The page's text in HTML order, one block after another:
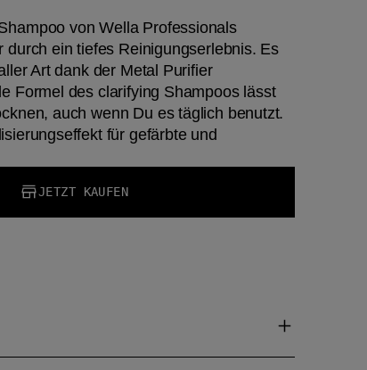
von Wella Professionals
durch ein tiefes Reinigungserlebnis. Es
Art dank der Metal Purifier
Formel des clarifying Shampoos lässt
auch wenn Du es täglich benutzt.
für gefärbte und
JETZT KAUFEN